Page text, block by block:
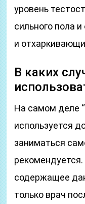
уровень
сильного пола
и
В каких
На самом деле
используется
заниматься
содержащее
только врач